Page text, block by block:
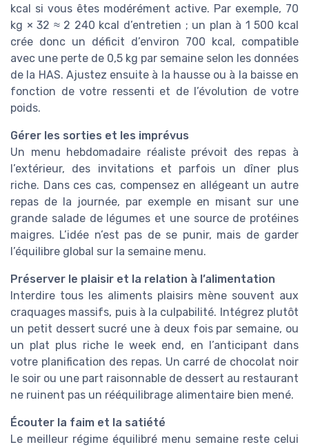
kcal si vous êtes modérément active. Par exemple, 70
kg × 32 ≈ 2 240 kcal d’entretien ; un plan à 1 500 kcal
crée donc un déficit d’environ 700 kcal, compatible
avec une perte de 0,5 kg par semaine selon les données
de la HAS. Ajustez ensuite à la hausse ou à la baisse en
fonction de votre ressenti et de l’évolution de votre
poids.
Gérer les sorties et les imprévus
Un menu hebdomadaire réaliste prévoit des repas à
l’extérieur, des invitations et parfois un dîner plus
riche. Dans ces cas, compensez en allégeant un autre
repas de la journée, par exemple en misant sur une
grande salade de légumes et une source de protéines
maigres. L’idée n’est pas de se punir, mais de garder
l’équilibre global sur la semaine menu.
Préserver le plaisir et la relation à l’alimentation
Interdire tous les aliments plaisirs mène souvent aux
craquages massifs, puis à la culpabilité. Intégrez plutôt
un petit dessert sucré une à deux fois par semaine, ou
un plat plus riche le week end, en l’anticipant dans
votre planification des repas. Un carré de chocolat noir
le soir ou une part raisonnable de dessert au restaurant
ne ruinent pas un rééquilibrage alimentaire bien mené.
Écouter la faim et la satiété
Le meilleur régime équilibré menu semaine reste celui